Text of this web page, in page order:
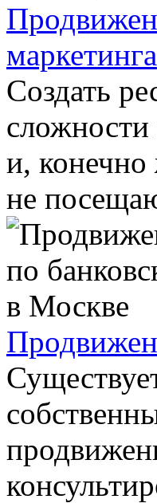
маркетинга
Создать
и, конечно
не